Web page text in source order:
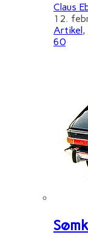
Claus
12.
Artikel,
60